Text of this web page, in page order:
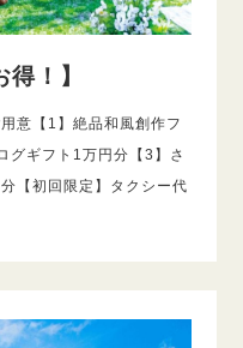
！】
意【1】絶品和風創作フ
グギフト1万円分【3】さ
【初回限定】タクシー代